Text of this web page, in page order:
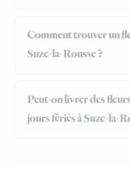
Comment trouver un
Suze-la-Rousse ?
Peut-on livrer des
jours fériés à Suze-la-